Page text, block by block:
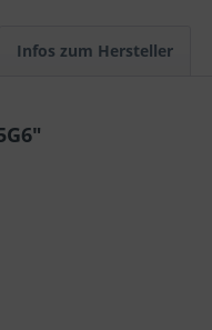
Infos zum Hersteller